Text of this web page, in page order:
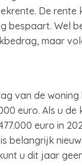
De rente
Wel
maar
van de
euro. Als u
euro in
belangrijk
u dit jaar